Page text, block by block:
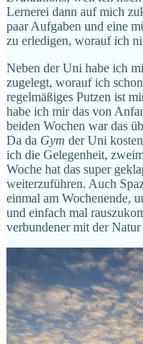
Lernerei dann auf mich
paar Aufgaben und eine
zu erledigen, worauf ich
Neben der Uni habe ich
zugelegt, worauf ich
regelmäßiges Putzen ist
habe ich mir das von
beiden Wochen war das
Da da Gym der Uni
ich die Gelegenheit,
Woche hat das super
weiterzuführen. Auch
einmal am Wochenende,
und einfach mal
verbundener mit der